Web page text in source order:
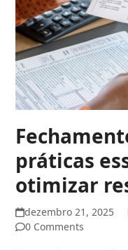
práticas
otimizar
dezembro 21, 2025
0 Comments